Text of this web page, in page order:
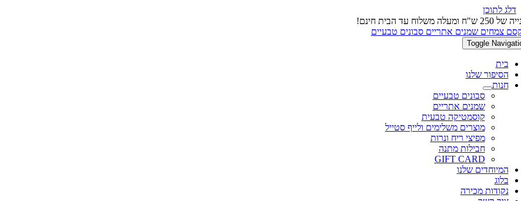
דלג לתוכן
ומעלה משלוח עד הבית חינם!
Toggle
בית
הסיפור שלנו
חנות
סבונים טבעיים
שמנים אתריים
קוסמטיקה טבעית
מוצרים משלימים ולייף סטייל
מפיצי ריח ונרות
חבילות מתנה
GIFT CARD
המיוחדים שלנו
בלוג
נקודות מכירה